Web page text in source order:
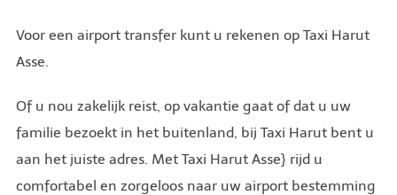
Voor een airport transfer kunt u rekenen op Taxi Harut
Asse.
Of u nou zakelijk reist, op vakantie gaat of dat u uw
familie bezoekt in het buitenland, bij Taxi Harut bent u
aan het juiste adres. Met Taxi Harut Asse} rijd u
comfortabel en zorgeloos naar uw airport bestemming